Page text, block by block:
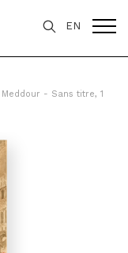
EN
Meddour - Sans titre, 1